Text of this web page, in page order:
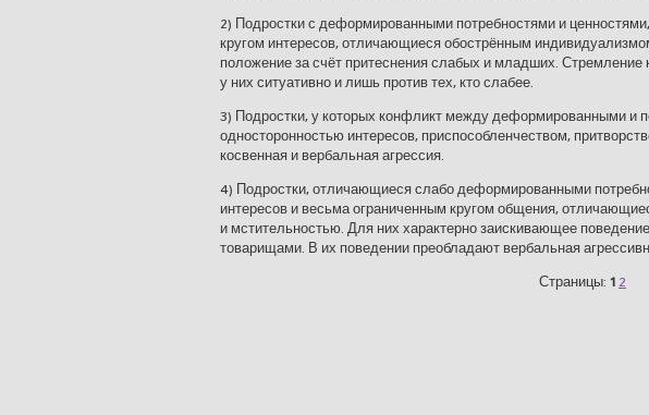
2) Подростки с деформированными потребностями и
кругом интересов, отличающиеся обострённым
положение за счёт притеснения слабых и младших.
у них ситуативно и лишь против тех, кто слабее.
3) Подростки, у которых конфликт между деформированными и
односторонностью интересов, приспособленчеством,
косвенная и вербальная агрессия.
4) Подростки, отличающиеся слабо деформированными
интересов и весьма ограниченным кругом общения,
и мстительностью. Для них характерно заискивающее
товарищами. В их поведении преобладают вербальная
Страницы: 1 2